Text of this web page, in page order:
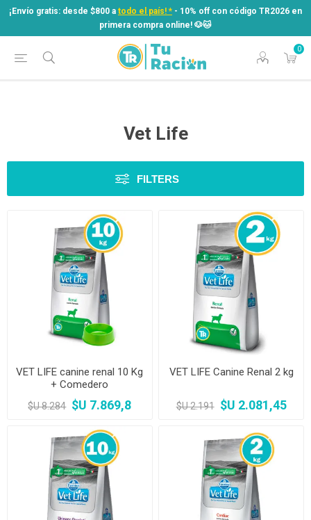
¡Envío gratis: desde $800 a todo el país! * - 10% off con código TR2026 en
primera compra online! ​🐶​🐱
0
¡Envío gratis: desde $800 atodo el país! *
- 10% off con código TR2026 en
primera compra online! ​🐶​🐱
Vet Life
FILTERS
VET LIFE canine renal 10 Kg
+ Comedero
$U 8.284 $U 7.869,8
VET LIFE Canine Renal 2 kg
$U 2.191 $U 2.081,45